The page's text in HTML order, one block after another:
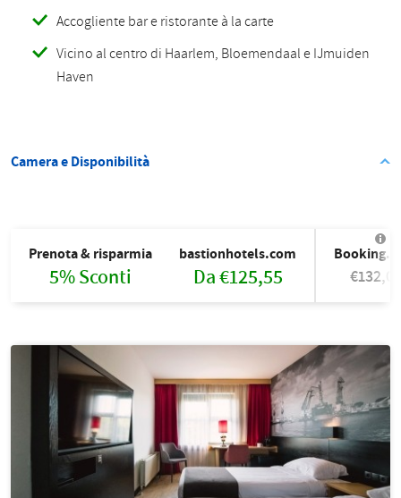
Accogliente bar e ristorante à la carte
Vicino al centro di Haarlem, Bloemendaal e IJmuiden
Haven
Camera e Disponibilità
Prenota & risparmia
5% Sconti
bastionhotels.com
Da €125,55 €132,00